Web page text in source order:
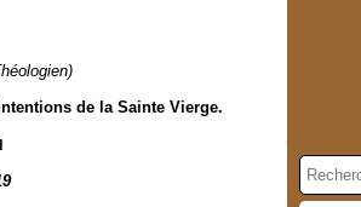
de la Sainte Vierge.